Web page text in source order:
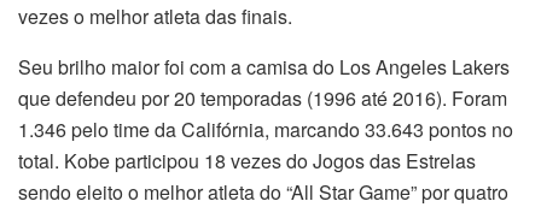
vezes o melhor atleta das finais.
Seu brilho maior foi com a camisa do Los Angeles Lakers
que defendeu por 20 temporadas (1996 até 2016). Foram
1.346 pelo time da Califórnia, marcando 33.643 pontos no
total. Kobe participou 18 vezes do Jogos das Estrelas
sendo eleito o melhor atleta do “All Star Game” por quatro